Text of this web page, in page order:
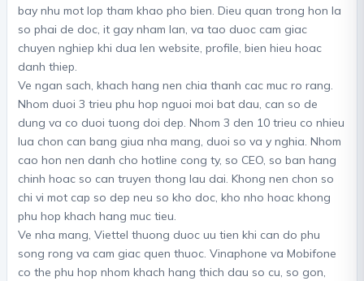
bay nhu mot lop tham khao pho bien. Dieu quan trong hon la
so phai de doc, it gay nham lan, va tao duoc cam giac
chuyen nghiep khi dua len website, profile, bien hieu hoac
danh thiep.
Ve ngan sach, khach hang nen chia thanh cac muc ro rang.
Nhom duoi 3 trieu phu hop nguoi moi bat dau, can so de
dung va co duoi tuong doi dep. Nhom 3 den 10 trieu co nhieu
lua chon can bang giua nha mang, duoi so va y nghia. Nhom
cao hon nen danh cho hotline cong ty, so CEO, so ban hang
chinh hoac so can truyen thong lau dai. Khong nen chon so
chi vi mot cap so dep neu so kho doc, kho nho hoac khong
phu hop khach hang muc tieu.
Ve nha mang, Viettel thuong duoc uu tien khi can do phu
song rong va cam giac quen thuoc. Vinaphone va Mobifone
co the phu hop nhom khach hang thich dau so cu, so gon,